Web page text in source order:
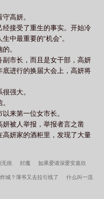
高妍。
接受了重生的事实。开始冷
中最重要的“机会”。
。
市长，而且是女干部，高妍
进行的换届大会上，高妍将
强大。
来第一位女市长。
被人举报，举报者言之凿
妍家的酒柜里，发现了大量
无痕 封魔 如果爱请深爱安嘉欣
城？薄爷又去拉引线了 什么叫一流